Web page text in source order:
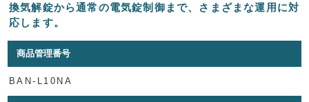
換気解錠から通常の電気錠制御まで、さまざまな運用に対
応します。
商品管理番号
BAN-L10NA